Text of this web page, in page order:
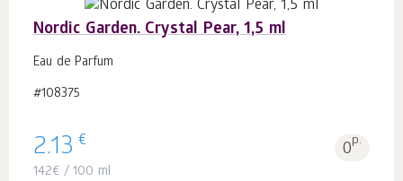
Nordic Garden. Crystal Pear, 1,5 ml
Eau de Parfum
#108375
2.13 € 0p.
142€ / 100 ml